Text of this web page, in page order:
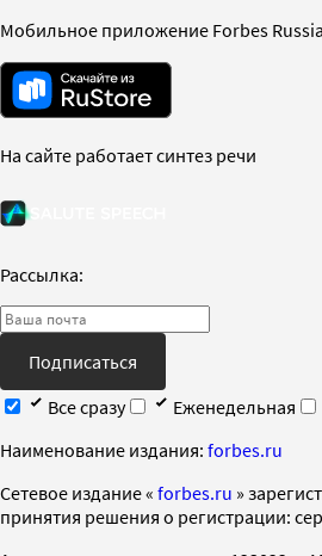
Мобильное приложение Forbes
На сайте работает синтез речи
Рассылка:
Подписаться
Все сразу
Еженедельная
Наименование издания: forbes.ru
Cетевое издание « forbes.ru »
принятия решения о регистрации: